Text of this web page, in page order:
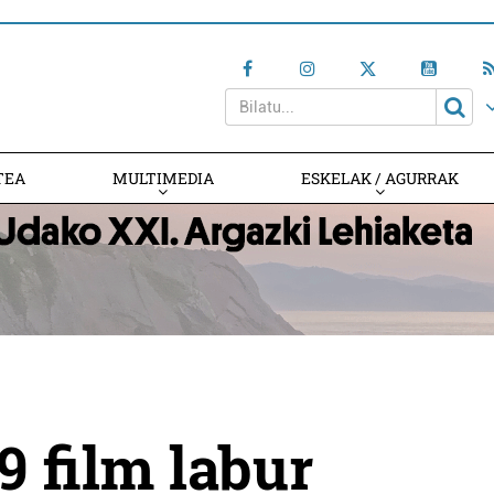
MULTIMEDIA ESKELAK / AGURRAK
film labur